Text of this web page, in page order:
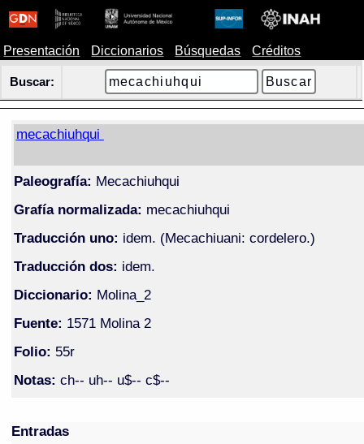
Presentación Diccionarios Búsquedas Créditos
Buscar:
mecachiuhqui
Paleografía: Mecachiuhqui
Grafía normalizada: mecachiuhqui
Traducción uno: idem. (Mecachiuani: cordelero.)
Traducción dos: idem.
Diccionario: Molina_2
Fuente: 1571 Molina 2
Folio: 55r
Notas: ch-- uh-- u$-- c$--
Entradas